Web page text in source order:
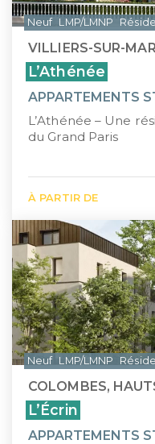
VILLIERS-SUR-
L’Athénée
APPARTEMENTS
L’Athénée – Une
du Grand Paris
À PARTIR DE
Neuf LMP/LMNP
COLOMBES,
L’Écrin
APPARTEMENTS
Neuf LMP/LMNP